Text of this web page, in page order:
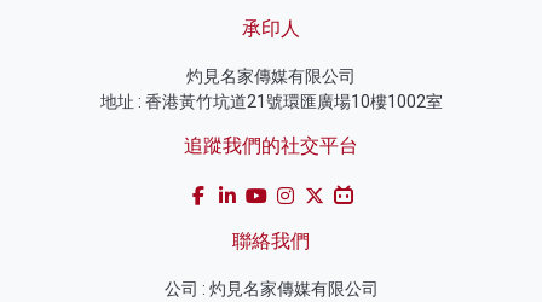
承印人
灼見名家傳媒有限公司
地址 : 香港黃竹坑道21號環匯廣場10樓1002室
追蹤我們的社交平台
聯絡我們
公司 : 灼見名家傳媒有限公司